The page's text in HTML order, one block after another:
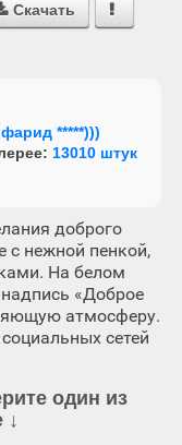
Скачать 
фарид *****)))
13010 штук
доброго
с нежной пенкой,
На белом
«Доброе
атмосферу.
сетей
один из
↓